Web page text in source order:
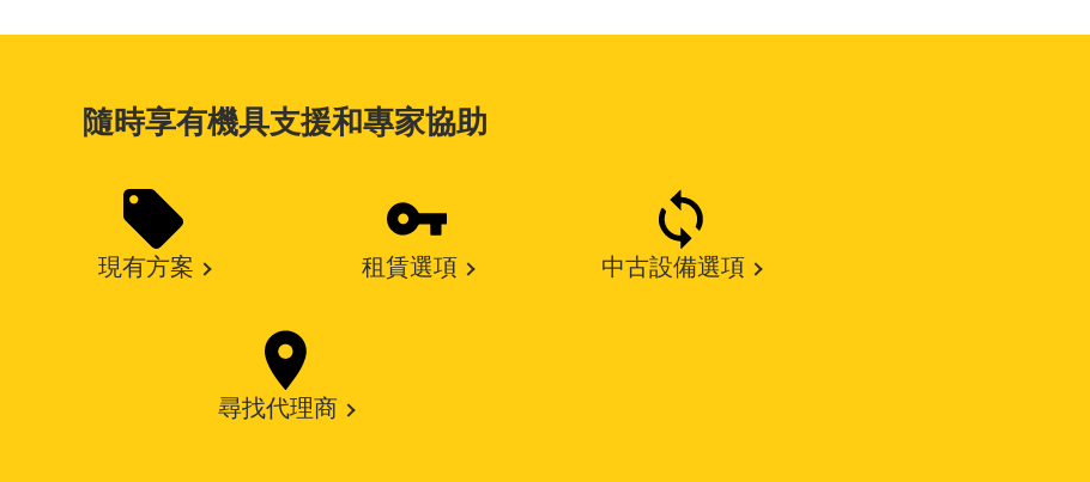
隨時享有機具支援和專家協助
現有方案 租賃選項 中古設備選項
尋找代理商